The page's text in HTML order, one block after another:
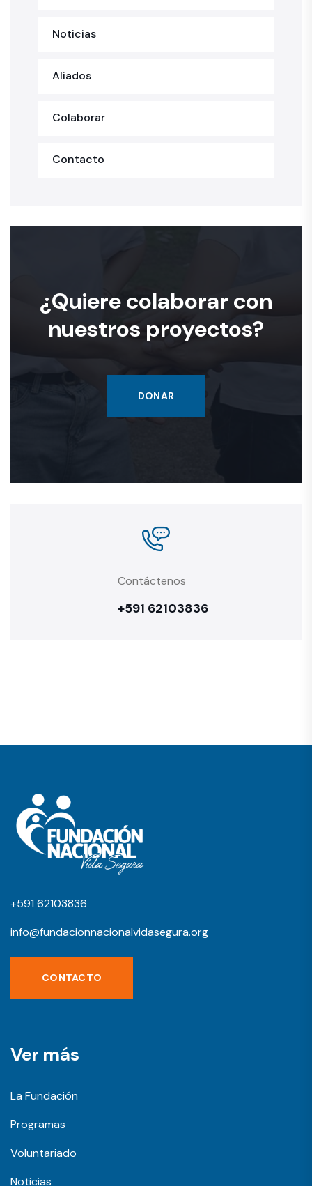
Noticias
Aliados
Colaborar
Contacto
¿Quiere colaborar con
nuestros proyectos?
DONAR
Contáctenos
+591 62103836
+591 62103836
info@fundacionnacionalvidasegura.org
CONTACTO
Ver más
La Fundación
Programas
Voluntariado
Noticias